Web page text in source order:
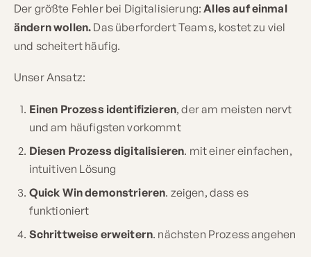
Der größte Fehler bei Digitalisierung:Alles auf einmal
ändern wollen. Das überfordert Teams, kostet zu viel
und scheitert häufig.
Unser Ansatz:
Einen Prozess identifizieren, der am meisten nervt
und am häufigsten vorkommt
Diesen Prozess digitalisieren. mit einer einfachen,
intuitiven Lösung
Quick Win demonstrieren. zeigen, dass es
funktioniert
Schrittweise erweitern. nächsten Prozess angehen